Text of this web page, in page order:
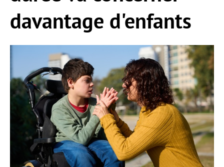
davantage d'enfants